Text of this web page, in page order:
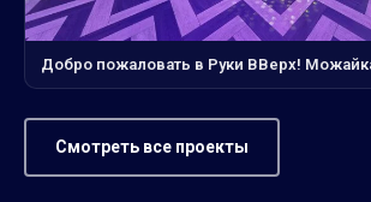
Добро пожаловать в Руки ВВерх!
Смотреть все проекты